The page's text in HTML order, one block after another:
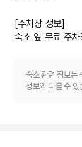
[주차장 정보]
숙소 앞 무료 주
숙소 관련 정보는
정보와 다를 수 있